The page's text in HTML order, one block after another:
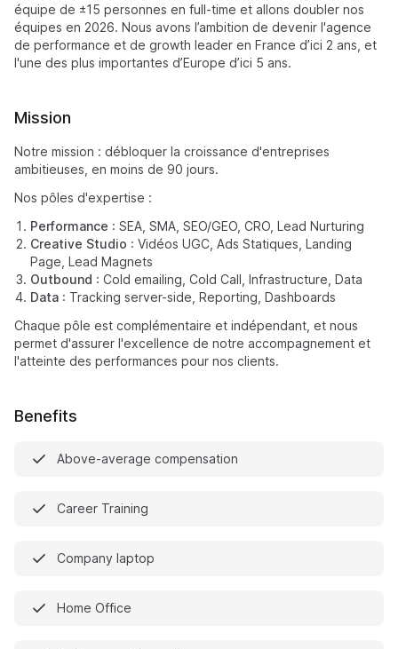
équipe de ±15 personnes en full-time et allons doubler nos
équipes en 2026. Nous avons l’ambition de devenir l'agence
de performance et de growth leader en France d’ici 2 ans, et
l'une des plus importantes d’Europe d’ici 5 ans.
Mission
Notre mission : débloquer la croissance d'entreprises
ambitieuses, en moins de 90 jours.
Nos pôles d'expertise :
Performance : SEA, SMA, SEO/GEO, CRO, Lead Nurturing
Creative Studio : Vidéos UGC, Ads Statiques, Landing
Page, Lead Magnets
Outbound : Cold emailing, Cold Call, Infrastructure, Data
Data : Tracking server-side, Reporting, Dashboards
Chaque pôle est complémentaire et indépendant, et nous
permet d'assurer l'excellence de notre accompagnement et
l'atteinte des performances pour nos clients.
Benefits
Above-average compensation
Career Training
Company laptop
Home Office